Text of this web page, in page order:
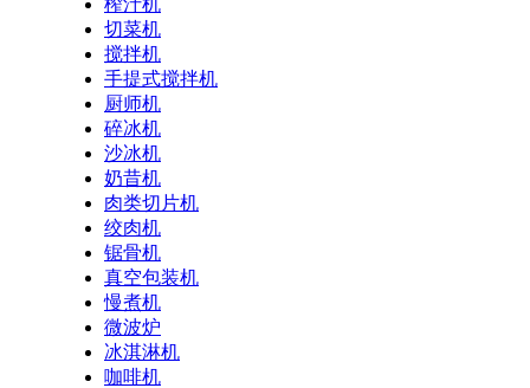
榨汁机
切菜机
搅拌机
手提式搅拌机
厨师机
碎冰机
沙冰机
奶昔机
肉类切片机
绞肉机
锯骨机
真空包装机
慢煮机
微波炉
冰淇淋机
咖啡机